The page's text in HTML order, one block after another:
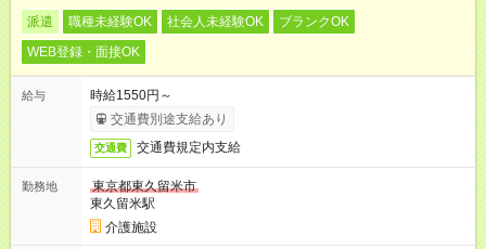
派遣 職種未経験OK 社会人未経験OK
ブランクOK
WEB登録・面接OK
給与
時給1550円～
交通費別途支給あり
交通費 交通費規定内支給
勤務地
東京都東久留米市
東久留米駅
介護施設